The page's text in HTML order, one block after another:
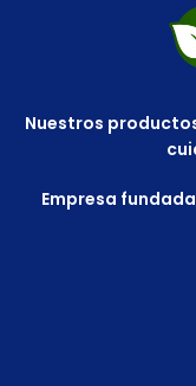
Nuestros
Empresa